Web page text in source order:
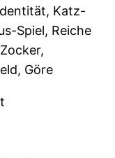
Katz-
Spiel, Reiche
Göre